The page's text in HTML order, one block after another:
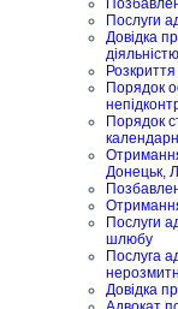
Послуги
Довідка
діяльністю
Порядок
Порядок
Донецьк,
Послуги
шлюбу
Послуга
Довідка